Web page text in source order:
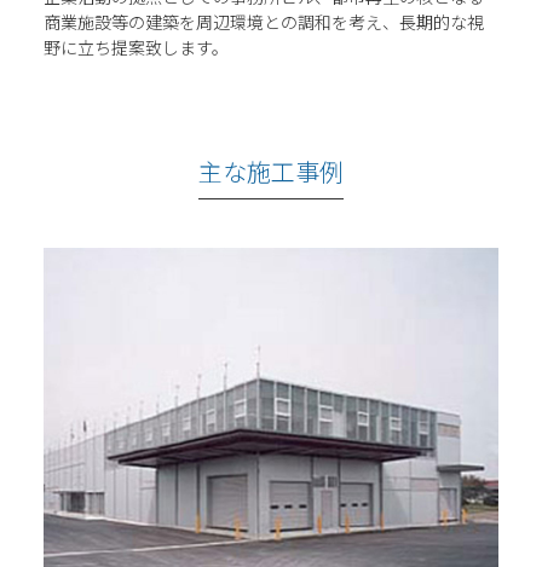
商業施設等の建築を周辺環境との調和を考え、長期的な視
野に立ち提案致します。
主な施工事例